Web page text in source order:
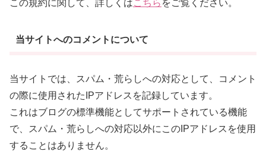
この規約に関して、詳しくはこちら をご覧ください。
当サイトへのコメントについて
当サイトでは、スパム・荒らしへの対応として、コメント
の際に使用されたIPアドレスを記録しています。
これはブログの標準機能としてサポートされている機能
で、スパム・荒らしへの対応以外にこのIPアドレスを使用
することはありません。